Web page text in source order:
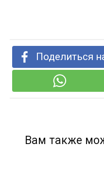
Поделиться
Вам также